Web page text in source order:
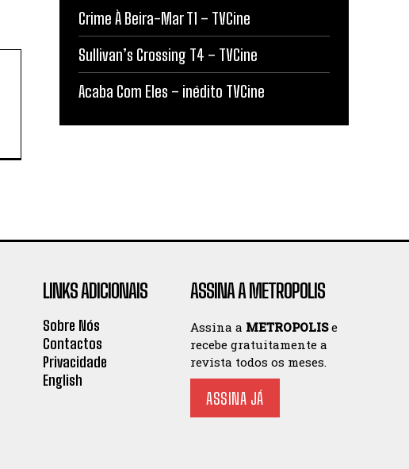
Crime À Beira-Mar T1 – TVCine
Sullivan’s Crossing T4 – TVCine
Acaba Com Eles – inédito TVCine
LINKS ADICIONAIS
Sobre Nós
Contactos
Privacidade
English
ASSINA A METROPOLIS
Assina a METROPOLISe
recebe gratuitamente a
revista todos os meses.
ASSINA JÁ